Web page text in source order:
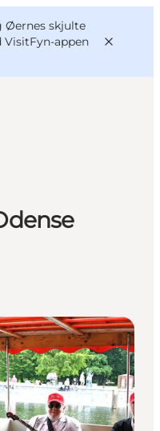
Øernes skjulte
VisitFyn-appen